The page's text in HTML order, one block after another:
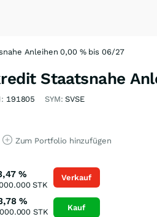
Anleihen 0,00 % bis 06/27
Staatsnahe
191805 SYM:SVSE
Zum Portfolio hinzufügen
%
STK
%
STK
Verkauf
Kauf